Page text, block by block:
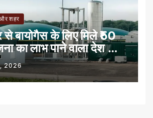
शहर
बायोगैस के लिए मिले ₹50
का लाभ पाने वाला देश का
2026